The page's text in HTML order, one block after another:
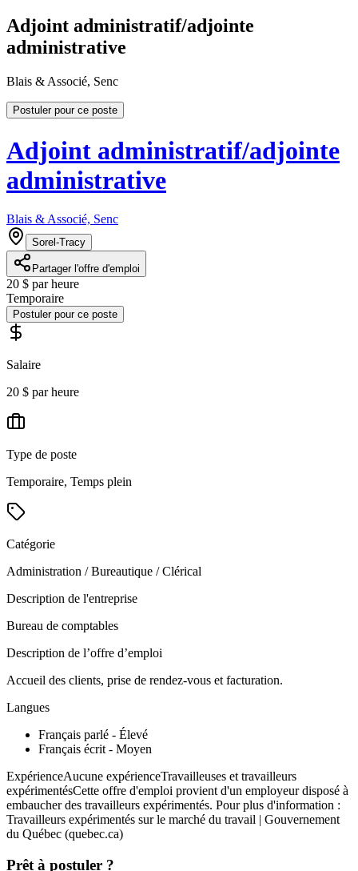
Adjoint administratif/adjointe
administrative
Blais & Associé, Senc
Postuler pour ce poste
Adjoint administratif/adjointe
administrative
Blais & Associé, Senc
Sorel-Tracy
Partager l'offre d'emploi
20 $ par heure
Temporaire
Postuler pour ce poste
Salaire
20 $ par heure
Type de poste
Temporaire, Temps plein
Catégorie
Administration / Bureautique / Clérical
Description de l'entreprise
Bureau de comptables
Description de l’offre d’emploi
Accueil des clients, prise de rendez-vous et facturation.
Langues
Français parlé - Élevé
Français écrit - Moyen
ExpérienceAucune expérienceTravailleuses et travailleurs
expérimentésCette offre d'emploi provient d'un employeur disposé à
embaucher des travailleurs expérimentés. Pour plus d'information :
Travailleurs expérimentés sur le marché du travail | Gouvernement
du Québec (quebec.ca)
Prêt à postuler ?